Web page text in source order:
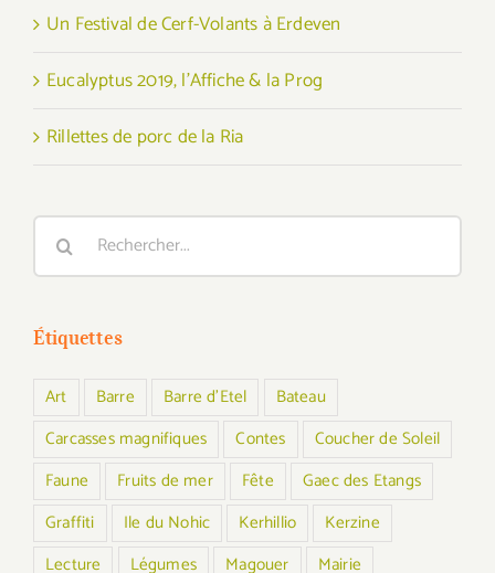
Un Festival de Cerf-Volants à Erdeven
Eucalyptus 2019, l’Affiche & la Prog
Rillettes de porc de la Ria
Rechercher:
Étiquettes
Art Barre Barre d'Etel
Bateau
Carcasses magnifiques
Contes
Coucher de Soleil
Faune
Fruits de mer Fête
Gaec des Etangs
Graffiti
Ile du Nohic Kerhillio
Kerzine
Lecture
Légumes Magouer Mairie